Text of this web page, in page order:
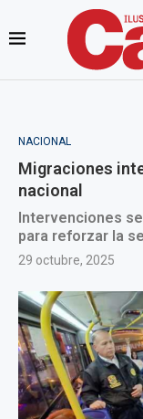
NACIONAL
Migraciones
nacional
Intervenciones
para reforzar la
29 octubre, 2025